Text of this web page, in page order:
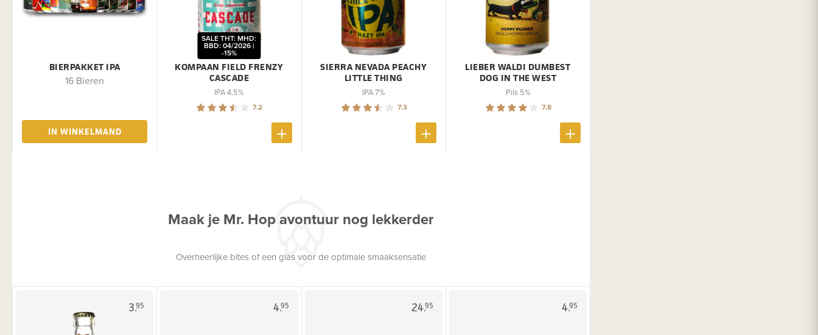
BIERPAKKET IPA
16 Bieren
IN WINKELMAND
KOMPAAN FIELD FRENZY
CASCADE
SALE THT: MHD:
BBD: 04/2026 |
-15%
IPA 4,5%
7.2
SIERRA NEVADA PEACHY
LITTLE THING
IPA 7%
7.3
LIEBER WALDI DUMBEST
DOG IN THE WEST
Pils 5%
7.8
Maak je Mr. Hop avontuur nog lekkerder
Overheerlijke bites of een glas voor de optimale smaaksensatie
3.95 4.95 24.95 4.95